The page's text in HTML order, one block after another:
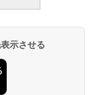
示させる